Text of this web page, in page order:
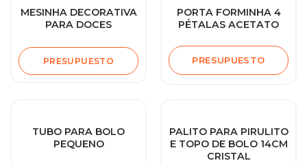
MESINHA DECORATIVA
PARA DOCES
PRESUPUESTO
PORTA FORMINHA 4
PÉTALAS ACETATO
PRESUPUESTO
TUBO PARA BOLO
PEQUENO
PALITO PARA PIRULITO
E TOPO DE BOLO 14CM
CRISTAL